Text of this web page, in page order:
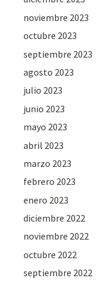
noviembre 2023
octubre 2023
septiembre 2023
agosto 2023
julio 2023
junio 2023
mayo 2023
abril 2023
marzo 2023
febrero 2023
enero 2023
diciembre 2022
noviembre 2022
octubre 2022
septiembre 2022